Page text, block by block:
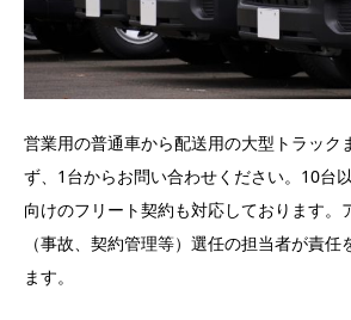
営業用の普通車から配送用の大型トラック
ず、1台からお問い合わせください。10台
向けのフリート契約も対応しております。
（事故、契約管理等）選任の担当者が責任
ます。